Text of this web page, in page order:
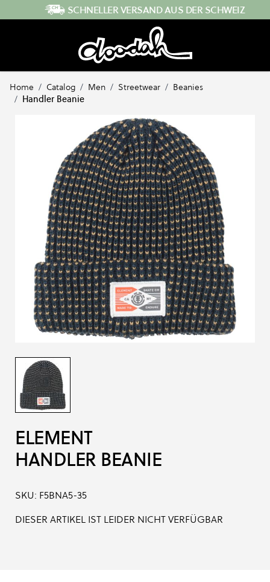
Direkt zum InhaltSCHNELLER VERSAND AUS DER SCHWEIZ
Home / Catalog / Men / Streetwear / Beanies
/ Handler Beanie
ELEMENT
HANDLER BEANIE
SKU: F5BNA5-35
DIESER ARTIKEL IST LEIDER NICHT VERFÜGBAR